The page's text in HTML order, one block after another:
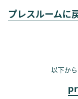
以下か
プレスルームに